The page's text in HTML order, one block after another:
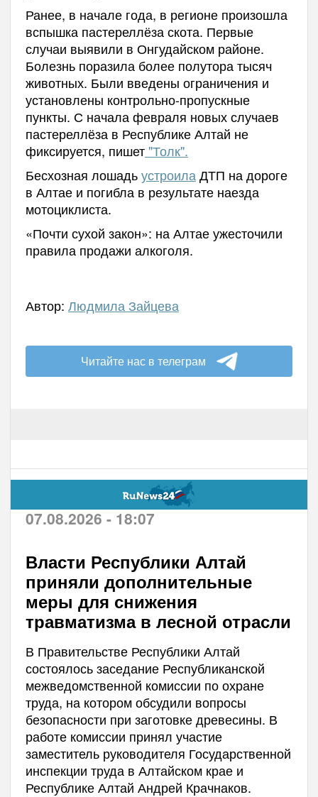
Ранее, в начале года, в регионе произошла
вспышка пастереллёза скота. Первые
случаи выявили в Онгудайском районе.
Болезнь поразила более полутора тысяч
животных. Были введены ограничения и
установлены контрольно-пропускные
пункты. С начала февраля новых случаев
пастереллёза в Республике Алтай не
фиксируется, пишет"Толк".
Бесхозная лошадьустроила ДТП на дороге
в Алтае и погибла в результате наезда
мотоциклиста.
«Почти сухой закон»: на Алтае ужесточили
правила продажи алкоголя.
Автор: Людмила Зайцева
Читайте нас в телеграм
07.08.2026 - 18:07
Власти Республики Алтай
приняли дополнительные
меры для снижения
травматизма в лесной отрасли
В Правительстве Республики Алтай
состоялось заседание Республиканской
межведомственной комиссии по охране
труда, на котором обсудили вопросы
безопасности при заготовке древесины. В
работе комиссии принял участие
заместитель руководителя Государственной
инспекции труда в Алтайском крае и
Республике Алтай Андрей Крачнаков.